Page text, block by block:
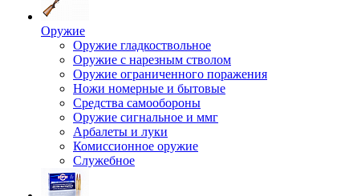
Оружие
Оружие гладкоствольное
Оружие с нарезным стволом
Оружие ограниченного поражения
Ножи номерные и бытовые
Средства самообороны
Оружие сигнальное и ммг
Арбалеты и луки
Комиссионное оружие
Служебное